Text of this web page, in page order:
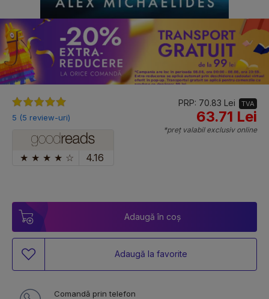
5 (5 review-uri)
★ ★ ★ ★ ☆ 4.16
PRP: 70.83 Lei TVA
63.71 Lei
*preț valabil exclusiv online
Adaugă în coș
Adaugă la favorite
Comandă prin telefon